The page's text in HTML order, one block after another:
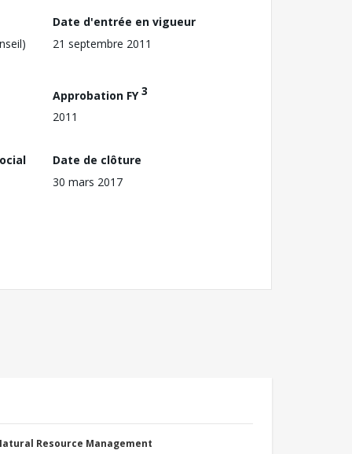
Date d'entrée en vigueur
21 septembre 2011
Approbation FY3
2011
Date de clôture
30 mars 2017
Resource Management